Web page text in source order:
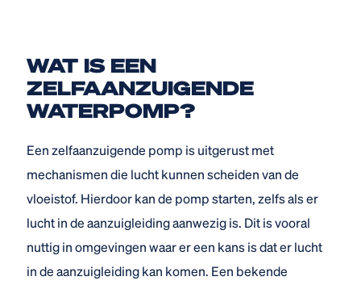
WAT IS EEN
ZELFAANZUIGENDE
WATERPOMP?
Een zelfaanzuigende pomp is uitgerust met
mechanismen die lucht kunnen scheiden van de
vloeistof. Hierdoor kan de pomp starten, zelfs als er
lucht in de aanzuigleiding aanwezig is. Dit is vooral
nuttig in omgevingen waar er een kans is dat er lucht
in de aanzuigleiding kan komen. Een bekende